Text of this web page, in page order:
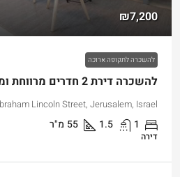
₪7,200
להשכרה לתקופה ארוכה
להשכרה דירת 2 חדרים מרווחת ומרוהטת ברחוב לינקולן
Lincoln Street, Jerusalem, Israel
1
1.5
55 מ"ר
דירה